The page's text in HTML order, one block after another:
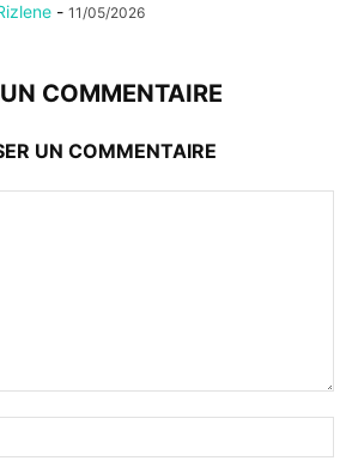
- 11/05/2026
COMMENTAIRE
UN COMMENTAIRE